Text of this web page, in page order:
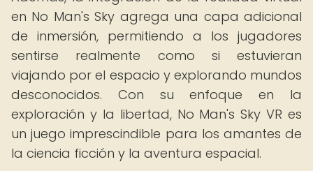
en No Man's Sky agrega una capa adicional
de inmersión, permitiendo a los jugadores
sentirse realmente como si estuvieran
viajando por el espacio y explorando mundos
desconocidos. Con su enfoque en la
exploración y la libertad, No Man's Sky VR es
un juego imprescindible para los amantes de
la ciencia ficción y la aventura espacial.